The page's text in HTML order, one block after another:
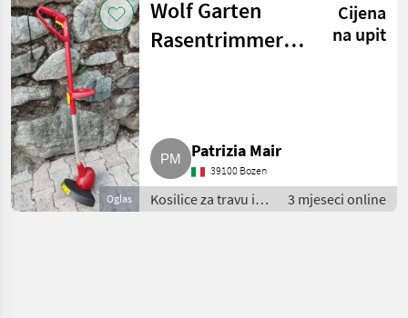
Puhalice
Oglas
Wolf Garten
Rasentrimmer
Cijena
na upit
Patrizia Mair
39100 Bozen
Kosilice za travu i
strojevi za vrt /
3 mjeseci online